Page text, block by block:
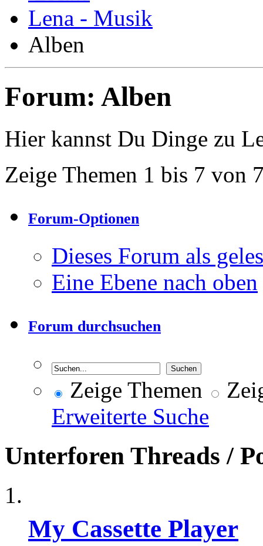
Lena - Musik
Alben
Forum: Alben
Hier kannst Du Dinge zu
Zeige Themen 1 bis 7 von
Forum-Optionen
Dieses Forum als
Eine Ebene nach oben
Forum durchsuchen
Zeige Themen
Erweiterte Suche
Unterforen Threads /
My Cassette Player